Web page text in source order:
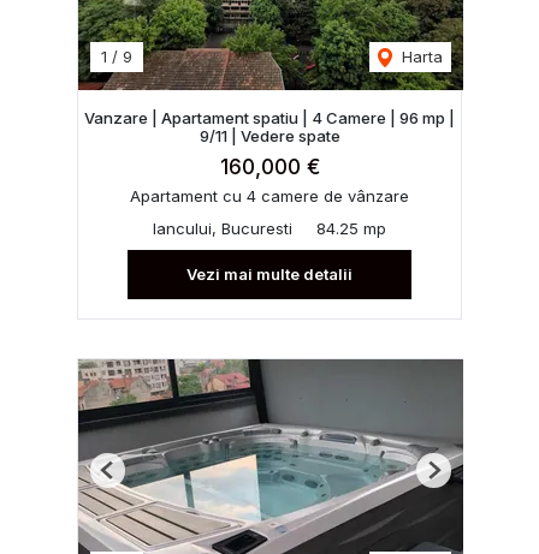
1 / 9 Harta
Vanzare | Apartament spatiu | 4 Camere | 96 mp |
9/11 | Vedere spate
160,000 €
Apartament cu 4 camere de vânzare
Iancului, Bucuresti
84.25 mp
Vezi mai multe detalii
Previous Next